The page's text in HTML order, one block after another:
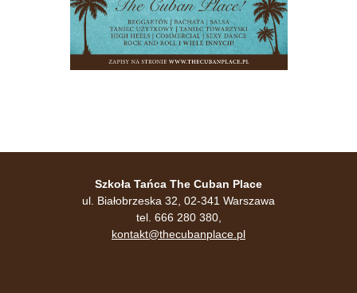
Szkoła Tańca The Cuban Place
ul. Białobrzeska 32, 02-341 Warszawa
tel. 666 280 380,
kontakt@thecubanplace.pl